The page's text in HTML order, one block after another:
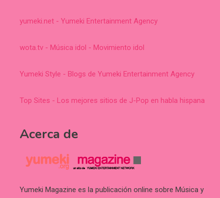
yumeki.net - Yumeki Entertainment Agency
wota.tv - Música idol - Movimiento idol
Yumeki Style - Blogs de Yumeki Entertainment Agency
Top Sites - Los mejores sitios de J-Pop en habla hispana
Acerca de
Yumeki Magazine es la publicación online sobre Música y